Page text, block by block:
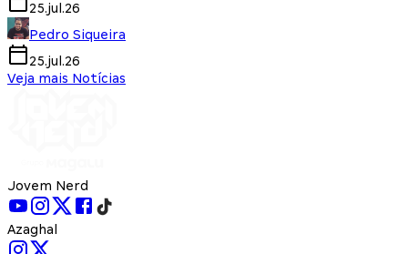
25.jul.26
Pedro Siqueira
25.jul.26
Veja mais Notícias
Jovem Nerd
Azaghal